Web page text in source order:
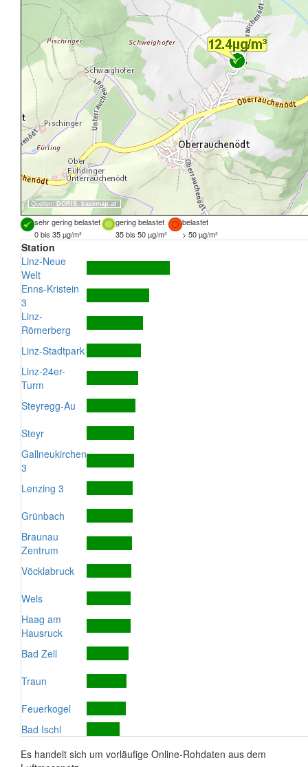
Quellen: DORIS, basemap.at
sehr gering belastet gering belastet
belastet
0 bis 35 µg/m³
35 bis 50 µg/m³ > 50 µg/m³
Station
Linz-Neue
Welt
Enns-Kristein
3
Linz-
Römerberg
Linz-Stadtpark
Linz-24er-
Turm
Steyregg-Au
Steyr
Gallneukirchen
3
Lenzing 3
Grünbach
Braunau
Zentrum
Vöcklabruck
Wels
Haag am
Hausruck
Bad Zell
Traun
Feuerkogel
Bad Ischl
Es handelt sich um vorläufige Online-Rohdaten aus dem